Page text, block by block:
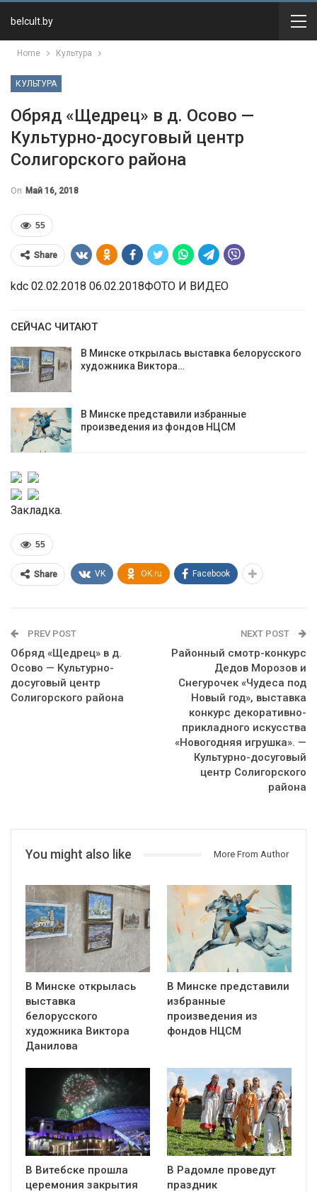
belcult.by
Home Культура
КУЛЬТУРА
Обряд «Щедрец» в д. Осово —
Культурно-досуговый центр
Солигорского района
On Май 16, 2018
55
Share
kdc 02.02.2018 06.02.2018ФОТО И ВИДЕО
СЕЙЧАС ЧИТАЮТ
В Минске открылась выставка белорусского
художника Виктора…
В Минске представили избранные
произведения из фондов НЦСМ
Закладка.
55
Share VK OK.ru Facebook
PREV POST
Обряд «Щедрец» в д.
Осово — Культурно-
досуговый центр
Солигорского района
NEXT POST
Районный смотр-конкурс
Дедов Морозов и
Снегурочек «Чудеса под
Новый год», выставка
конкурс декоративно-
прикладного искусства
«Новогодняя игрушка». —
Культурно-досуговый
центр Солигорского
района
You might also like More From Author
В Минске открылась
выставка
белорусского
художника Виктора
Данилова
В Минске представили
избранные
произведения из
фондов НЦСМ
В Витебске прошла
церемония закрытия
В Радомле проведут
праздник